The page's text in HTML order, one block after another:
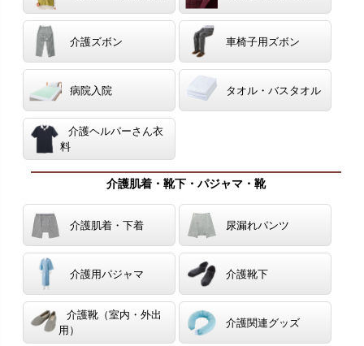
介護ズボン 車椅子用ズボン
病院入院 タオル・バスタオル
介護ヘルパーさん衣
料
介護肌着・靴下・パジャマ・靴
介護肌着・下着 尿漏れパンツ
介護用パジャマ 介護靴下
介護靴（室内・外出
用）
介護関連グッズ